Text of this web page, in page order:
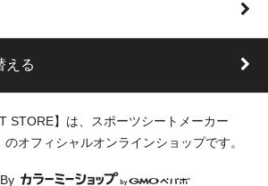
える
STORE】は、スポーツシートメーカー
のオフィシャルオンラインショップです。